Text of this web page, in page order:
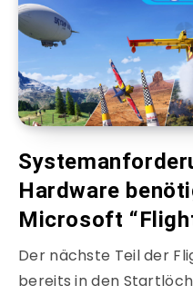
Hardware
Microsoft
Der nächste Teil der
bereits in den